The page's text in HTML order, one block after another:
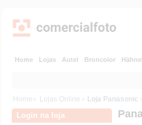
Home Lojas Autel Broncolor Hähnel
Home » Lojas Online » Loja Panasonic
Login na loja